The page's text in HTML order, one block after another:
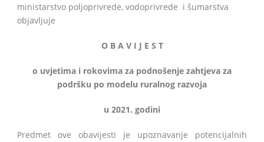
ministarstvo poljoprivrede, vodoprivrede i šumarstva
objavljuje
O B A V I J E S T
o uvjetima i rokovima za podnošenje zahtjeva za
podršku po modelu ruralnog razvoja
u 2021. godini
Predmet ove obavijesti je upoznavanje potencijalnih